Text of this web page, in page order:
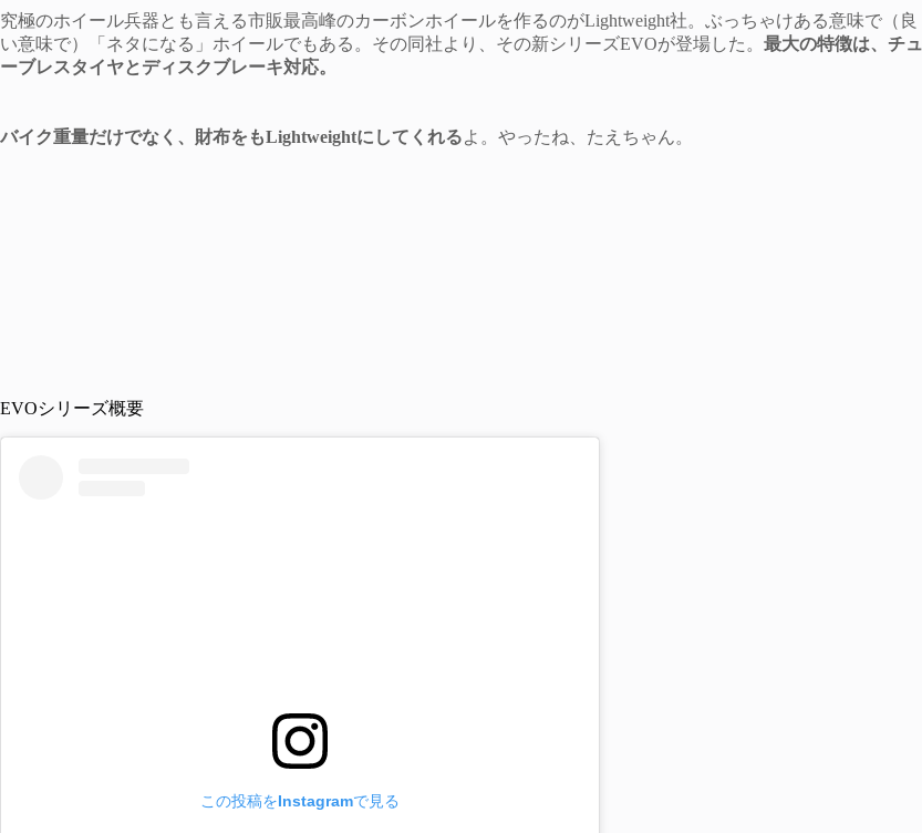
究極のホイール兵器とも言える市販最高峰のカーボンホイールを作るのがLightweight社。ぶっちゃけある意味で（良
い意味で）「ネタになる」ホイールでもある。その同社より、その新シリーズEVOが登場した。 最大の特徴は、チュ
ーブレスタイヤとディスクブレーキ対応。
バイク重量だけでなく、財布をもLightweightにしてくれるよ。やったね、たえちゃん。
EVOシリーズ概要
この投稿をInstagramで見る